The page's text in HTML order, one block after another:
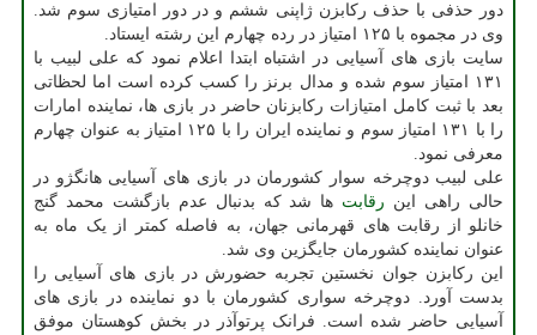
دور حذفی با حذف رکابزن ژاپنی ششم و در دور امتیازی سوم شد.
وی در مجموه با ۱۲۵ امتیاز در رده چهارم این رشته ایستاد.
سایت بازی های آسیایی در اشتباه ابتدا اعلام نمود که علی لبیب با
۱۳۱ امتیاز سوم شده و مدال برنز را کسب کرده است اما لحظاتی
بعد با ثبت کامل امتیازات رکابزنان حاضر در بازی ها، نماینده امارات
را با ۱۳۱ امتیاز سوم و نماینده ایران را با ۱۲۵ امتیاز به عنوان چهارم
معرفی نمود.
علی لبیب دوچرخه سوار کشورمان در بازی های آسیایی هانگژو در
حالی راهی این رقابت ها شد که بدنبال عدم بازگشت محمد گنج
خانلو از رقابت های قهرمانی جهان، به فاصله کمتر از یک ماه به
عنوان نماینده کشورمان جایگزین وی شد.
این رکابزن جوان نخستین تجربه حضورش در بازی های آسیایی را
بدست آورد. دوچرخه سواری کشورمان با دو نماینده در بازی های
آسیایی حاضر شده است. فرانک پرتوآذر در بخش کوهستان موفق